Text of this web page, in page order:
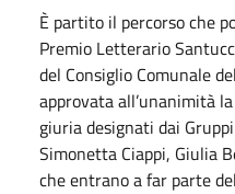
È partito il percorso che
Premio Letterario
del Consiglio Comunale
approvata all’unanimità
giuria designati dai
Simonetta Ciappi, Giulia
che entrano a far parte